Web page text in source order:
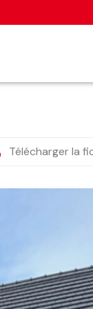
Télécharger la